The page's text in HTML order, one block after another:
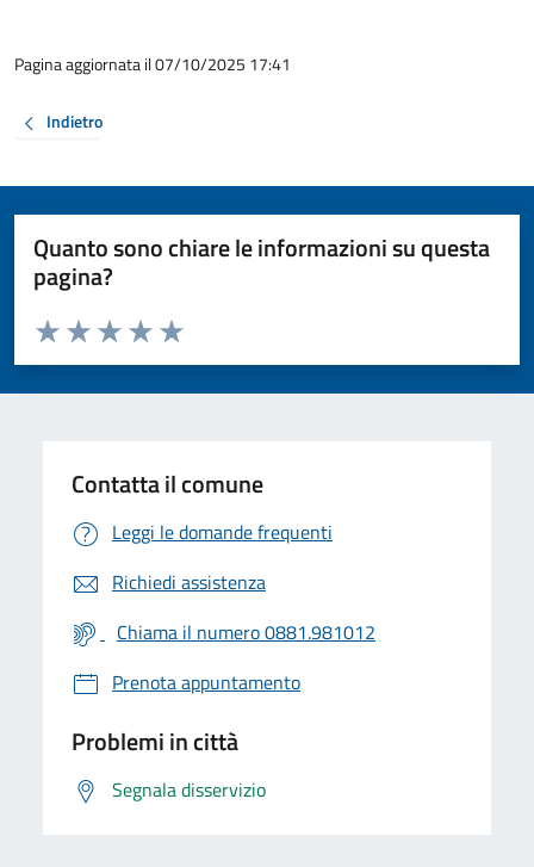
Pagina aggiornata il 07/10/2025 17:41
Indietro
Quanto sono chiare le informazioni su questa
pagina?
Valuta da 1 a 5 stelle la pagina
Valuta 5 stelle su 5
Valuta 4 stelle su 5
Valuta 3 stelle su 5
Valuta 2 stelle su 5
Valuta 1 stelle su 5
Contatta il comune
Leggi le domande frequenti
Richiedi assistenza
Chiama il numero 0881.981012
Prenota appuntamento
Problemi in città
Segnala disservizio